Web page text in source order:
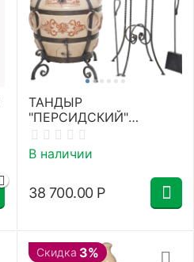
ТАНДЫР
"ПЕРСИДСКИЙ"
СЛОНОВАЯ КОСТЬ
В наличии
38 700.00 Р
Скидка 3%